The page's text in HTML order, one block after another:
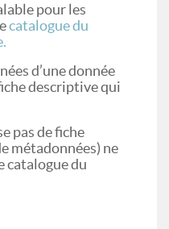
pour les
catalogue du
d’une donnée
descriptive qui
pas de fiche
métadonnées) ne
catalogue du